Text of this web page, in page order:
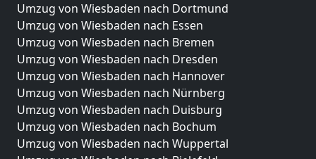
Umzug von Wiesbaden nach Dortmund
Umzug von Wiesbaden nach Essen
Umzug von Wiesbaden nach Bremen
Umzug von Wiesbaden nach Dresden
Umzug von Wiesbaden nach Hannover
Umzug von Wiesbaden nach Nürnberg
Umzug von Wiesbaden nach Duisburg
Umzug von Wiesbaden nach Bochum
Umzug von Wiesbaden nach Wuppertal